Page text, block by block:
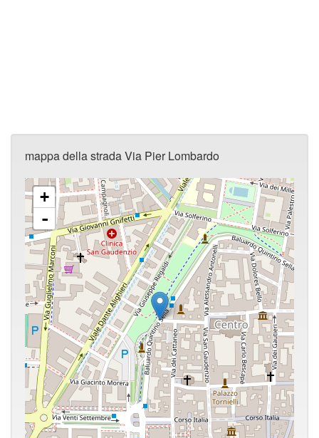
mappa della strada Via Pier Lombardo
+
-